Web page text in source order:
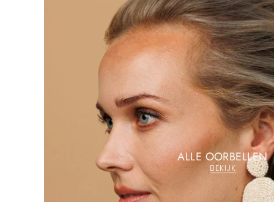
ALLE OORBELLEN
BEKIJK